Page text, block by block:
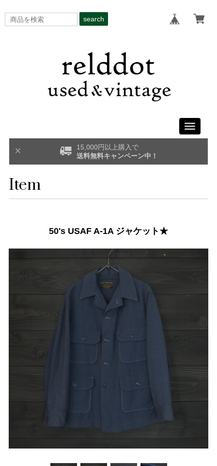
search
Toggle
15,000円以上購入で
送料無料キャンペーン中！
Item
50's USAF A-1A ジャケット★